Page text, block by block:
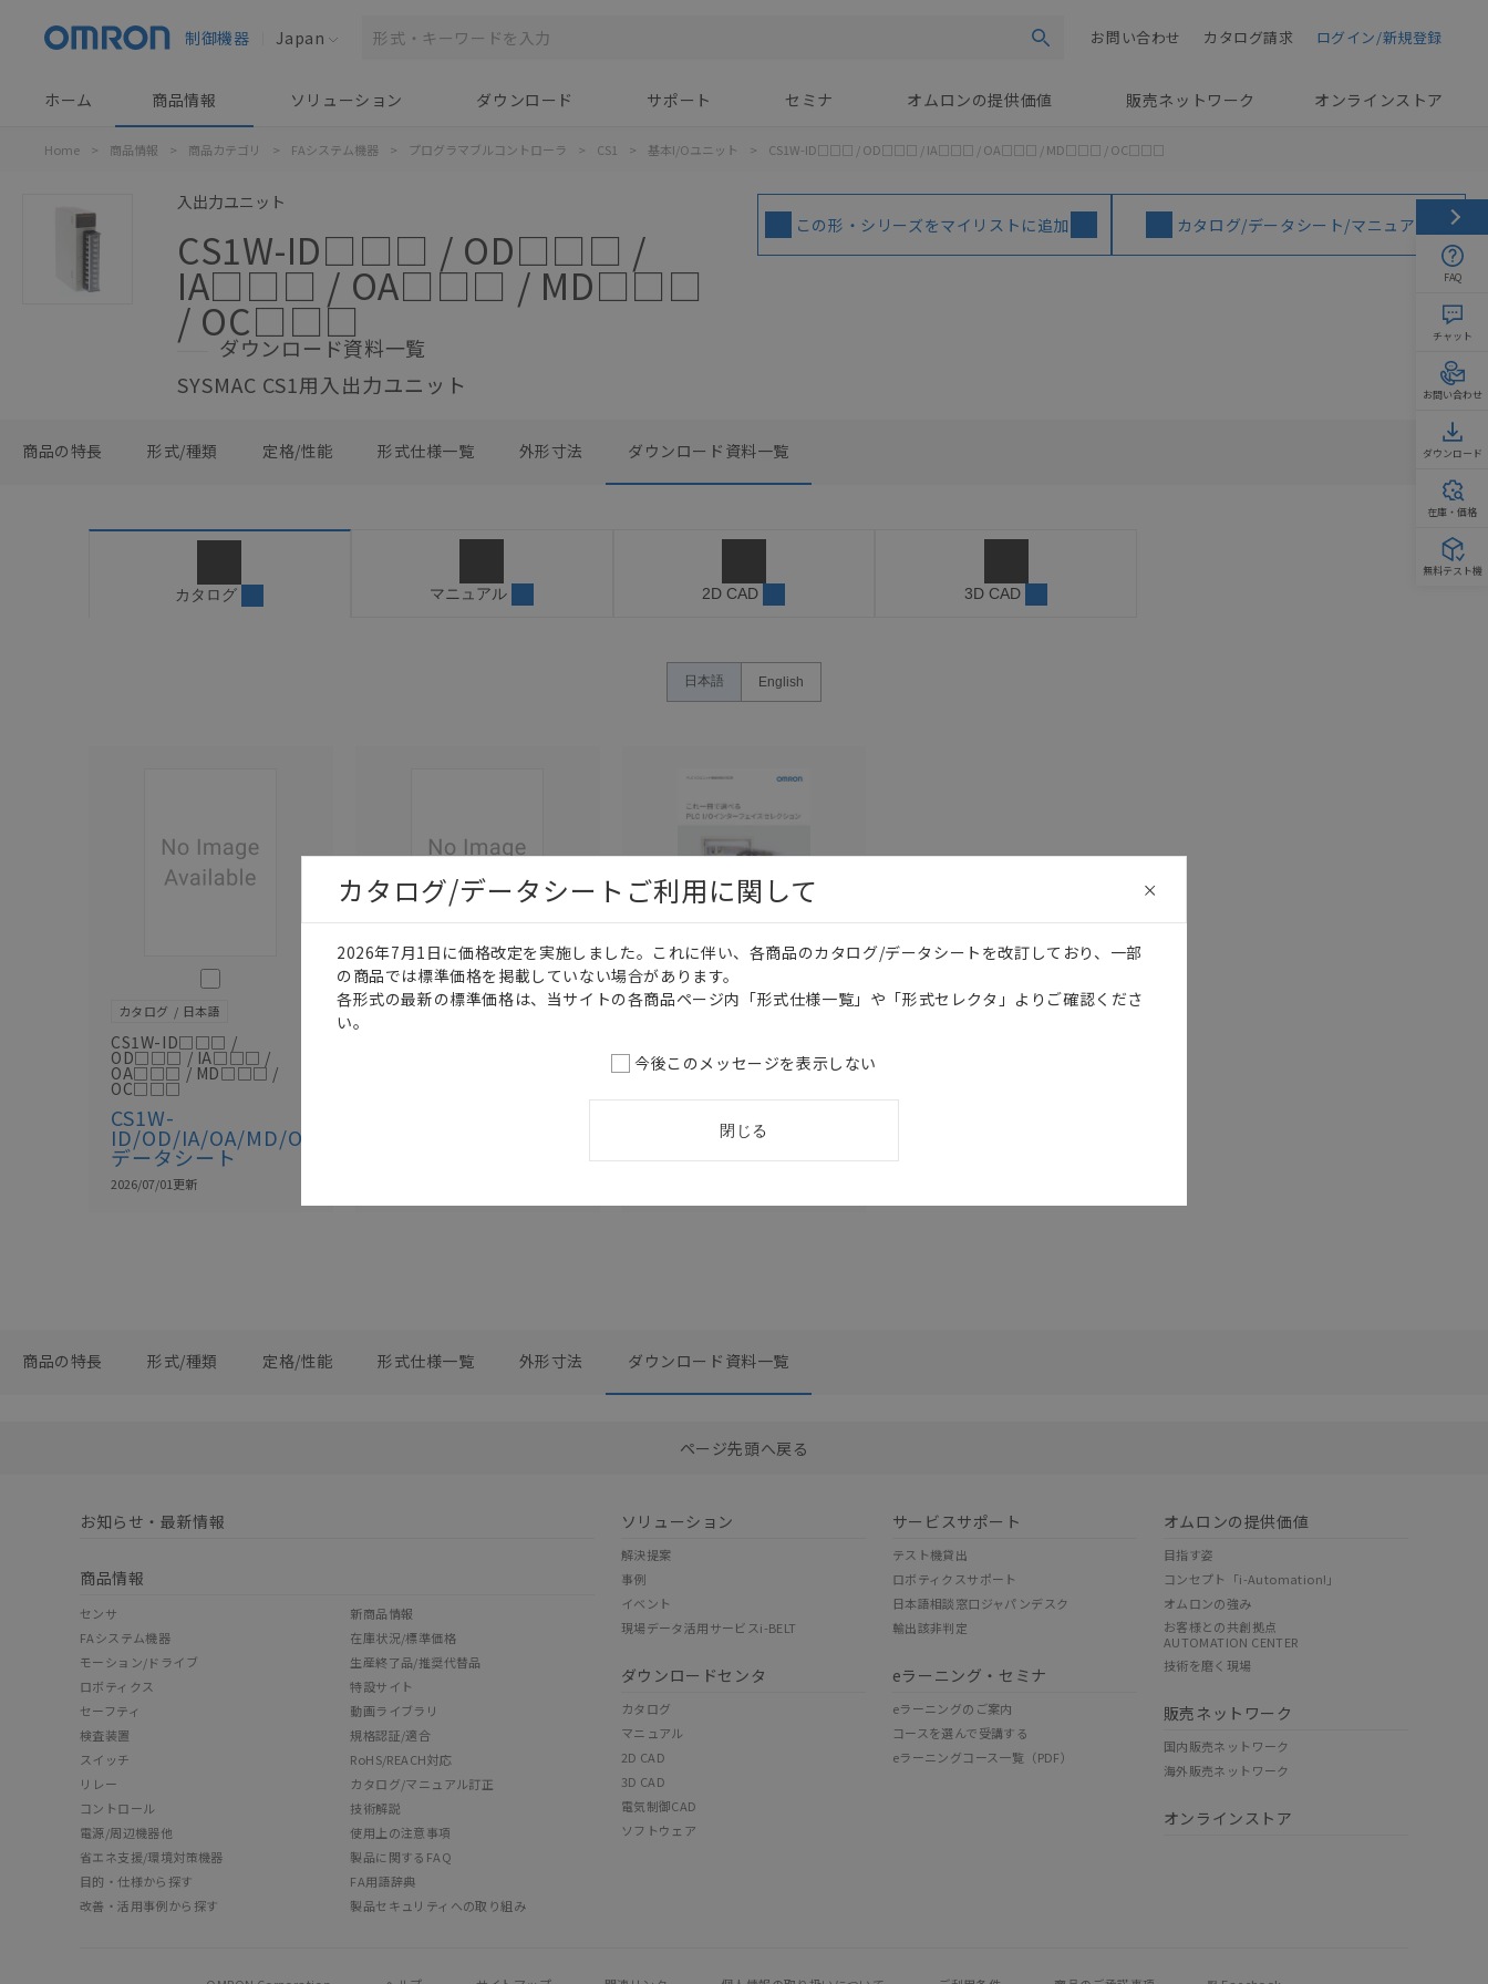
制御機器 Japan 検索 ログイン/新規登録
カタログ請求
お問い合わせ
ホーム 商品情報 ソリューション ダウンロード サポート セミナ オムロンの提供価値 販売ネットワーク オンラインストア
Home > 商品情報 > 商品カテゴリ > FAシステム機器 > プログラマブルコントローラ > CS1 > 基本I/Oユニット > CS1W-ID□□□ / OD□□□ / IA□□□ / OA□□□ / MD□□□ / OC□□□
入出力ユニット
CS1W-ID□□□ / OD□□□ /
IA□□□ / OA□□□ / MD□□□
/ OC□□□
ダウンロード資料一覧
SYSMAC CS1用入出力ユニット
この形・シリーズをマイリストに追加 カタログ/データシート/マニュアル
商品の特長 形式/種類 定格/性能 形式仕様一覧 外形寸法 ダウンロード資料一覧
カタログ マニュアル 2D CAD 3D CAD
日本語 English
このカタログを選択
カタログ 日本語
CS1W-ID□□□ /
OD□□□ / IA□□□ /
OA□□□ / MD□□□ /
OC□□□
CS1W-
ID/OD/IA/OA/MD/OC
データシート
2026/07/01更新
このカタログを選択
カタログ 日本語 カタログ 日本語
PLC I/Oユニット機
0 選択したファイルを一括ダウンロード
商品の特長 形式/種類 定格/性能 形式仕様一覧 外形寸法 ダウンロード資料一覧
ページ先頭へ戻る
お知らせ・最新情報
商品情報
センサ
FAシステム機器
モーション/ドライブ
ロボティクス
セーフティ
検査装置
スイッチ
リレー
コントロール
電源/周辺機器他
省エネ支援/環境対策機器
目的・仕様から探す
改善・活用事例から探す
新商品情報
在庫状況/標準価格
生産終了品/推奨代替品
特設サイト
動画ライブラリ
規格認証/適合
RoHS/REACH対応
カタログ/マニュアル訂正
技術解説
使用上の注意事項
製品に関するFAQ
FA用語辞典
製品セキュリティへの取り組み
ソリューション
解決提案
事例
イベント
現場データ活用サービスi-BELT
ダウンロードセンタ
カタログ
マニュアル
2D CAD
3D CAD
電気制御CAD
ソフトウェア
サービスサポート
テスト機貸出
ロボティクスサポート
日本語相談窓口ジャパンデスク
輸出該非判定
eラーニング・セミナ
eラーニングのご案内
コースを選んで受講する
eラーニングコース一覧（PDF）
オムロンの提供価値
目指す姿
コンセプト「i-Automation!」
オムロンの強み
お客様との共創拠点
AUTOMATION CENTER
技術を磨く現場
販売ネットワーク
国内販売ネットワーク
海外販売ネットワーク
オンラインストア
カタログ/データシートご利用に関して
2026年7月1日に価格改定を実施しました。これに伴い、各商品のカタログ/データシートを改訂しており、一部
の商品では標準価格を掲載していない場合があります。
各形式の最新の標準価格は、当サイトの各商品ページ内「形式仕様一覧」や「形式セレクタ」よりご確認くださ
い。
今後このメッセージを表示しない
閉じる
FAQ
チャット
お問い合わせ
ダウンロード
在庫・価格
無料テスト機